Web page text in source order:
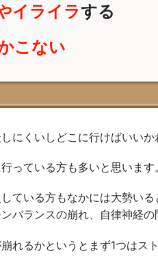
イライラする
こない
にくいしどこに行けばいいか
っている方も多いと思います。
ている方もなかには大勢いる
バランスの崩れ、自律神経の
れるかというとまず1つはス